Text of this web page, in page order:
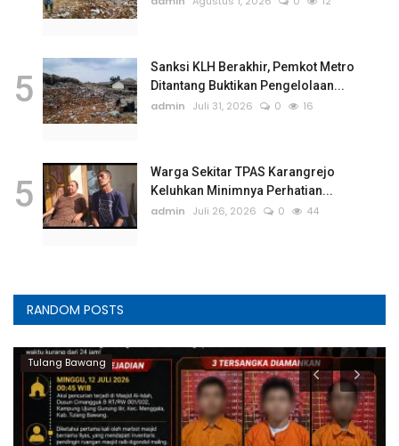
5
Sanksi KLH Berakhir, Pemkot Metro
Ditantang Buktikan Pengelolaan...
admin
Juli 31, 2026 0 16
5
Warga Sekitar TPAS Karangrejo
Keluhkan Minimnya Perhatian...
admin
Juli 26, 2026 0 44
RANDOM POSTS
Tulang Bawang